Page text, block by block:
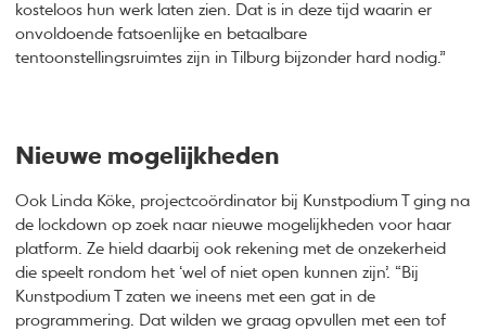
kosteloos hun werk laten zien. Dat is in deze tijd waarin er
onvoldoende fatsoenlijke en betaalbare
tentoonstellingsruimtes zijn in Tilburg bijzonder hard nodig.”
Nieuwe mogelijkheden
Ook Linda Köke, projectcoördinator bij Kunstpodium T ging na
de lockdown op zoek naar nieuwe mogelijkheden voor haar
platform. Ze hield daarbij ook rekening met de onzekerheid
die speelt rondom het ‘wel of niet open kunnen zijn’. “Bij
Kunstpodium T zaten we ineens met een gat in de
programmering. Dat wilden we graag opvullen met een tof